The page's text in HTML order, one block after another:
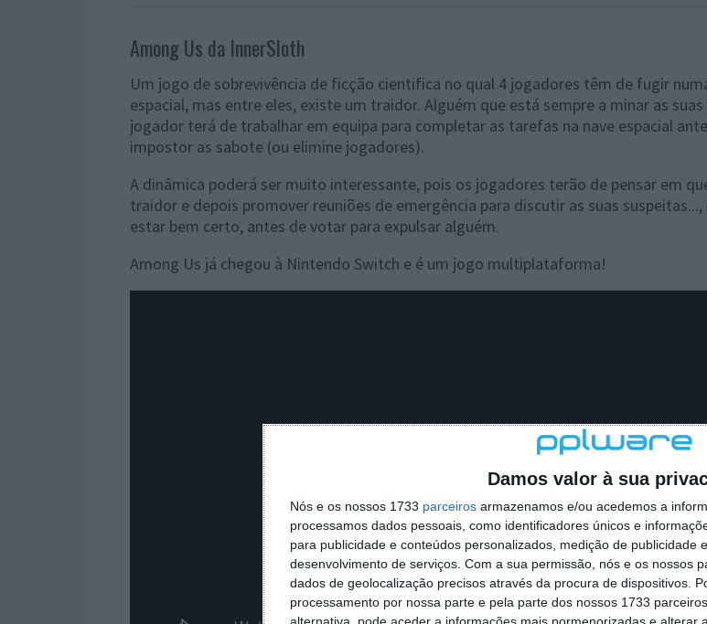
Damos valor à sua
Nós e os nossos 1733 parceiros armazenamos e/ou acedemos a
processamos dados pessoais, como identificadores únicos e
para publicidade e conteúdos personalizados, medição de publicidade
desenvolvimento de serviços. Com a sua permissão, nós e os nossos
dados de geolocalização precisos através da procura de dispositivos.
processamento por nossa parte e pela parte dos nossos 1733
Among Us da InnerSloth
Um jogo de sobrevivência de ficção cientifica no qual 4 jogadores têm de fugir
espacial, mas entre eles, existe um traidor. Alguém que está sempre a minar as
jogador terá de trabalhar em equipa para completar as tarefas na nave espacial
impostor as sabote (ou elimine jogadores).
A dinâmica poderá ser muito interessante, pois os jogadores terão de pensar em
traidor e depois promover reuniões de emergência para discutir as suas
estar bem certo, antes de votar para expulsar alguém.
Among Us já chegou à Nintendo Switch e é um jogo multiplataforma!